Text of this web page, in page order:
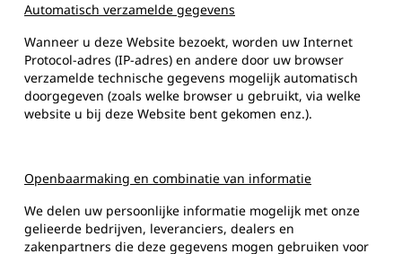
Automatisch verzamelde gegevens
Wanneer u deze Website bezoekt, worden uw Internet
Protocol-adres (IP-adres) en andere door uw browser
verzamelde technische gegevens mogelijk automatisch
doorgegeven (zoals welke browser u gebruikt, via welke
website u bij deze Website bent gekomen enz.).
Openbaarmaking en combinatie van informatie
We delen uw persoonlijke informatie mogelijk met onze
gelieerde bedrijven, leveranciers, dealers en
zakenpartners die deze gegevens mogen gebruiken voor